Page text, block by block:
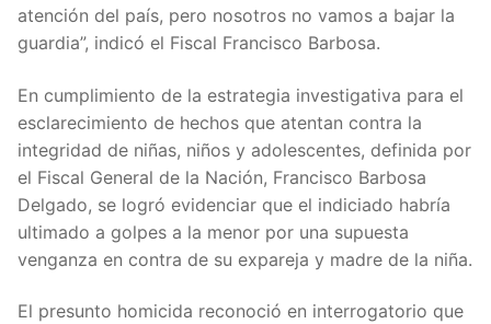
atención del país, pero nosotros no vamos a bajar la
guardia”, indicó el Fiscal Francisco Barbosa.
En cumplimiento de la estrategia investigativa para el
esclarecimiento de hechos que atentan contra la
integridad de niñas, niños y adolescentes, definida por
el Fiscal General de la Nación, Francisco Barbosa
Delgado, se logró evidenciar que el indiciado habría
ultimado a golpes a la menor por una supuesta
venganza en contra de su expareja y madre de la niña.
El presunto homicida reconoció en interrogatorio que